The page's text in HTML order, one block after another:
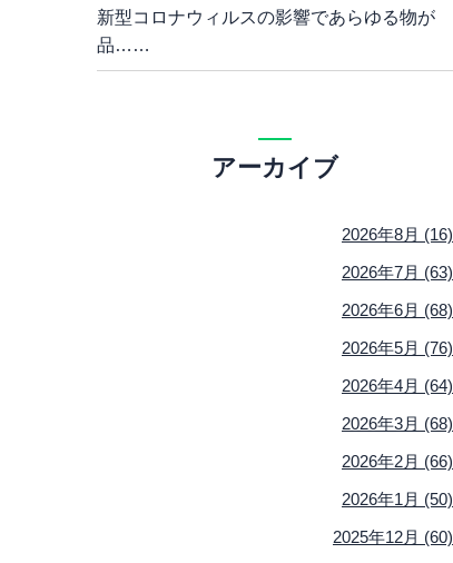
新型コロナウィルスの影響であらゆる物が
品……
アーカイブ
2026年8月 (16)
2026年7月 (63)
2026年6月 (68)
2026年5月 (76)
2026年4月 (64)
2026年3月 (68)
2026年2月 (66)
2026年1月 (50)
2025年12月 (60)